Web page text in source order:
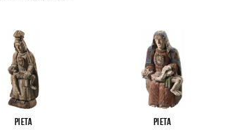
Pieta Pieta